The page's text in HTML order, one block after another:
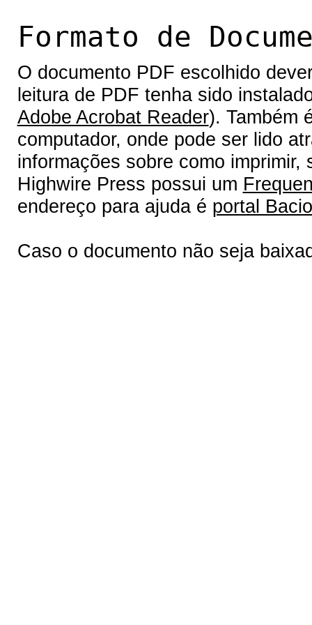
Formato de
O documento PDF escolhido
leitura de PDF tenha sido
Adobe Acrobat Reader). Também
computador, onde pode ser lido
informações sobre como
Highwire Press possui um
endereço para ajuda é portal
Caso o documento não seja